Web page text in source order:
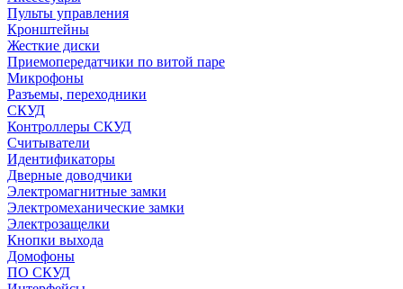
Пульты управления
Кронштейны
Жесткие диски
Приемопередатчики по витой паре
Микрофоны
Разъемы, переходники
СКУД
Контроллеры СКУД
Считыватели
Идентификаторы
Дверные доводчики
Электромагнитные замки
Электромеханические замки
Электрозащелки
Кнопки выхода
Домофоны
ПО СКУД